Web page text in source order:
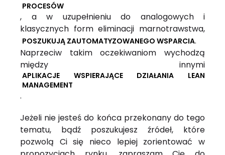
PROCESÓW
, a w uzupełnieniu do analogowych i
klasycznych form eliminacji marnotrawstwa,
POSZUKUJĄ ZAUTOMATYZOWANEGO WSPARCIA.
Naprzeciw takim oczekiwaniom wychodzą
między innymi
APLIKACJE WSPIERAJĄCE DZIAŁANIA LEAN
MANAGEMENT
.
Jeżeli nie jesteś do końca przekonany do tego
tematu, bądź poszukujesz źródeł, które
pozwolą Ci się nieco lepiej zorientować w